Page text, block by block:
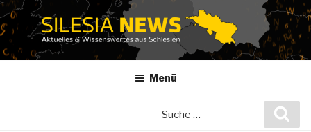
Zum
Inhalt
springen
Menü